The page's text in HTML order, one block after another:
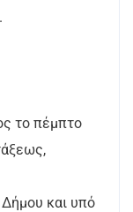
το πέμπτο
και υπό